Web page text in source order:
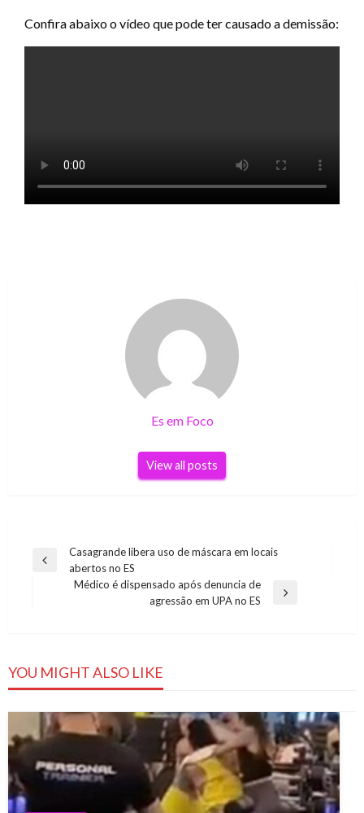
Confira abaixo o vídeo que pode ter causado a demissão:
Es em Foco
View all posts
Navegação
Previous
Casagrande libera uso de máscara em locais
abertos no ES
Médico é dispensado após denuncia de
agressão em UPA no ES
YOU MIGHT ALSO LIKE